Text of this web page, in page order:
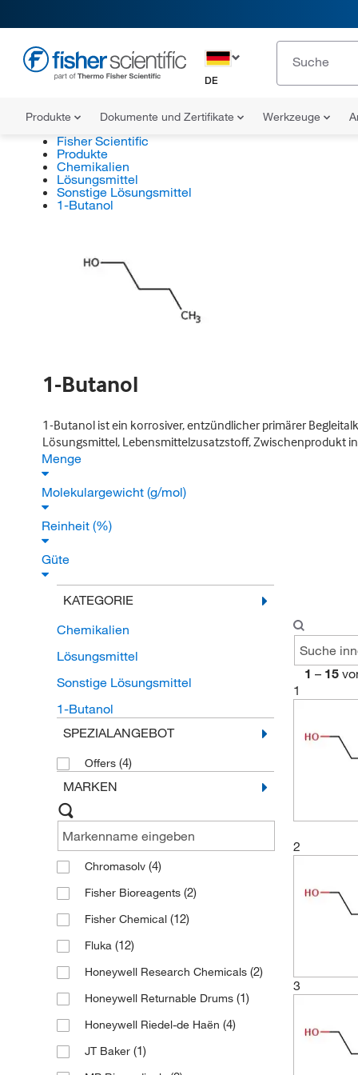
DE
Produkte Dokumente und Zertifikate Werkzeuge
Fisher Scientific
Produkte
Chemikalien
Lösungsmittel
Sonstige Lösungsmittel
1-Butanol
1-Butanol
1-Butanol ist ein korrosiver, entzündlicher primärer
Lösungsmittel, Lebensmittelzusatzstoff, Zwischenprodukt
Menge
Molekulargewicht (g/mol)
Reinheit (%)
Güte
KATEGORIE
Chemikalien
Lösungsmittel
Sonstige Lösungsmittel
1-Butanol
SPEZIALANGEBOT
Offers (4)
MARKEN
Chromasolv (4)
Fisher Bioreagents (2)
Fisher Chemical (12)
Fluka (12)
Honeywell Research Chemicals (2)
Honeywell Returnable Drums (1)
Honeywell Riedel-de Haën (4)
JT Baker (1)
1 – 15
1
2
3